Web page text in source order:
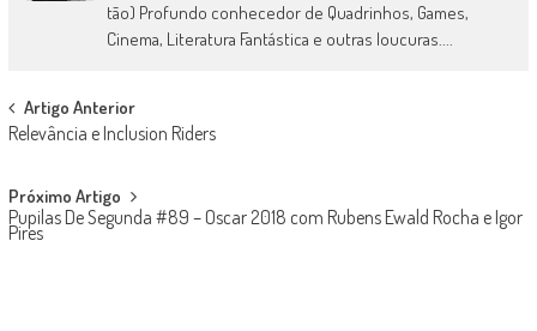
tão) Profundo conhecedor de Quadrinhos, Games,
Cinema, Literatura Fantástica e outras loucuras....
Post
navigation
Artigo Anterior
Relevância e Inclusion Riders
Próximo Artigo
Pupilas De Segunda #89 – Oscar 2018 com Rubens Ewald Rocha e Igor
Pires